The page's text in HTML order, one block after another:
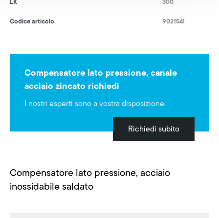
Codice articolo
9021541
Compensatore lato pressione, canale
acciaio zincato richiedi
I nostri esperti sono a vostra disposizione.
Richiedi subito
Compensatore lato pressione, acciaio
inossidabile saldato